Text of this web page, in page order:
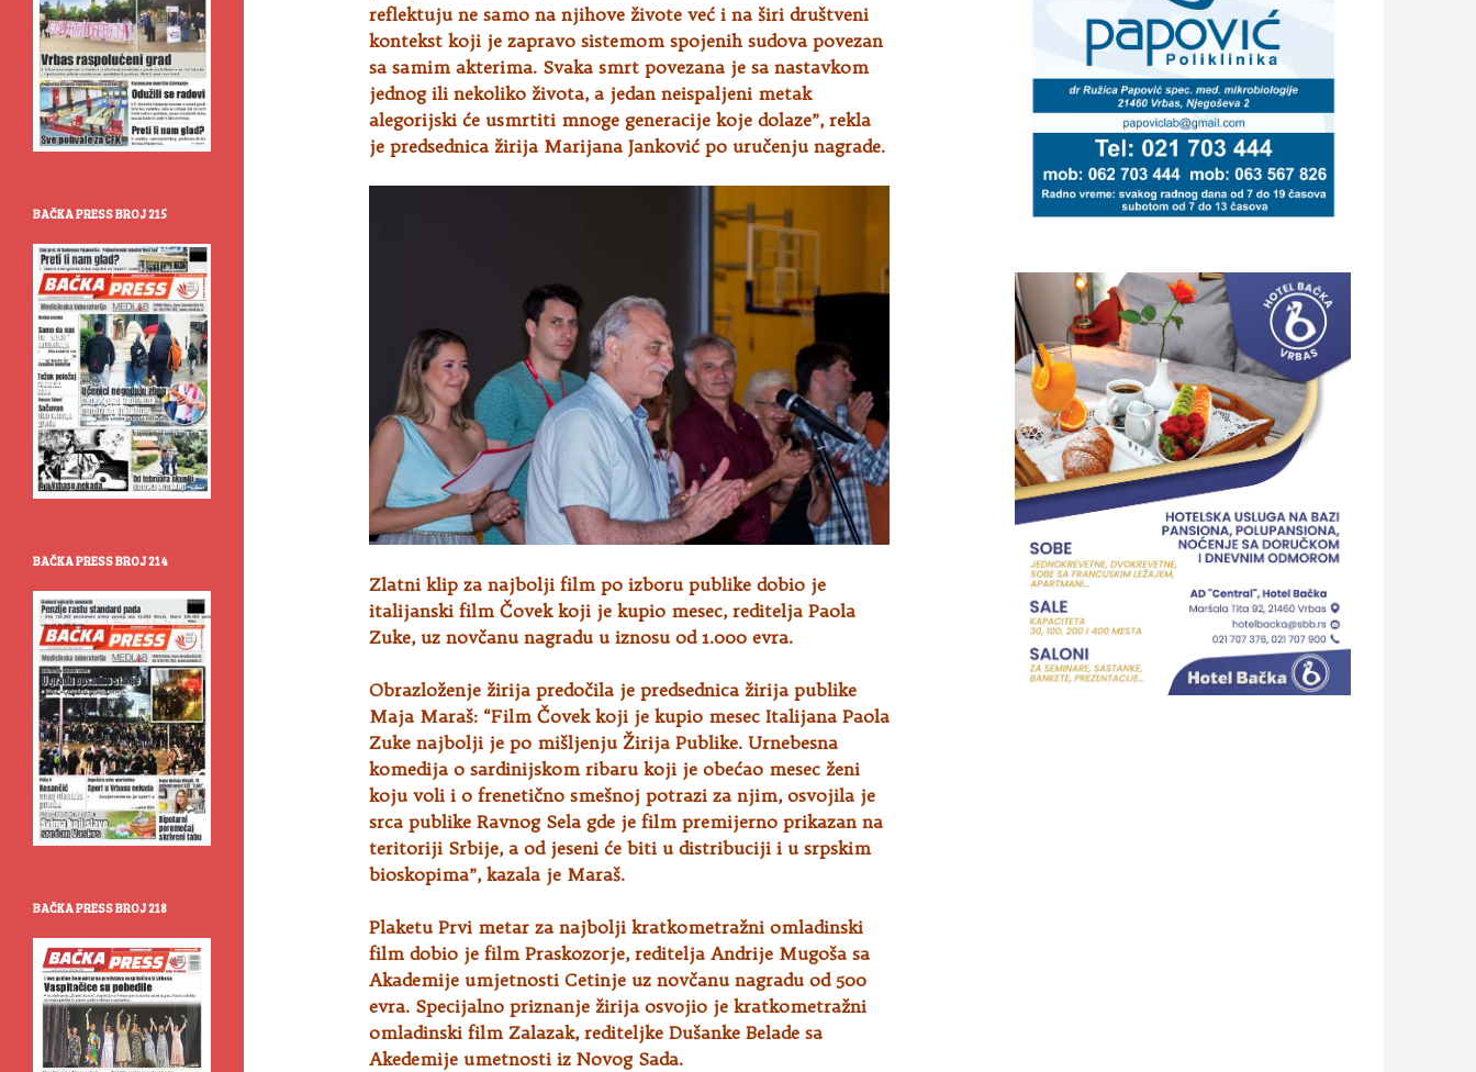
reflektuju ne samo na njihove živote već i na širi društveni
kontekst koji je zapravo sistemom spojenih sudova povezan
sa samim akterima. Svaka smrt povezana je sa nastavkom
jednog ili nekoliko života, a jedan neispaljeni metak
alegorijski će usmrtiti mnoge generacije koje dolaze”, rekla
je predsednica žirija Marijana Janković po uručenju nagrade.
Zlatni klip za najbolji film po izboru publike dobio je
italijanski film Čovek koji je kupio mesec, reditelja Paola
Zuke, uz novčanu nagradu u iznosu od 1.000 evra.
Obrazloženje žirija predočila je predsednica žirija publike
Maja Maraš: “Film Čovek koji je kupio mesec Italijana Paola
Zuke najbolji je po mišljenju Žirija Publike. Urnebesna
komedija o sardinijskom ribaru koji je obećao mesec ženi
koju voli i o frenetično smešnoj potrazi za njim, osvojila je
srca publike Ravnog Sela gde je film premijerno prikazan na
teritoriji Srbije, a od jeseni će biti u distribuciji i u srpskim
bioskopima”, kazala je Maraš.
Plaketu Prvi metar za najbolji kratkometražni omladinski
film dobio je film Praskozorje, reditelja Andrije Mugoša sa
Akademije umjetnosti Cetinje uz novčanu nagradu od 500
evra. Specijalno priznanje žirija osvojio je kratkometražni
omladinski film Zalazak, rediteljke Dušanke Belade sa
Akedemije umetnosti iz Novog Sada.
BAČKA PRESS BROJ 215
BAČKA PRESS BROJ 214
BAČKA PRESS BROJ 218